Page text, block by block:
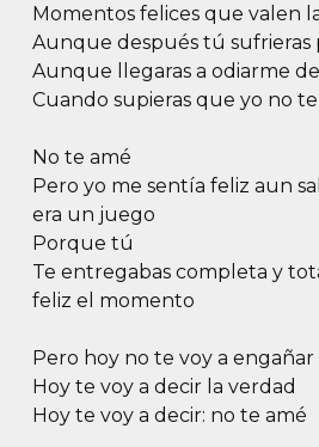
Momentos felices que valen
Aunque después tú sufrieras
Aunque llegaras a odiarme
Cuando supieras que yo no
No te amé
Pero yo me sentía feliz aun
era un juego
Porque tú
Te entregabas completa y
feliz el momento
Pero hoy no te voy a engañar
Hoy te voy a decir la verdad
Hoy te voy a decir: no te amé